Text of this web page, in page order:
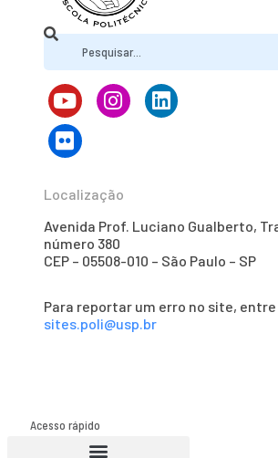
Localização
Avenida Prof. Luciano Gualberto,
número 380
CEP – 05508-010 – São Paulo – SP
Para reportar um erro no site,
sites.poli@usp.br
Acesso rápido